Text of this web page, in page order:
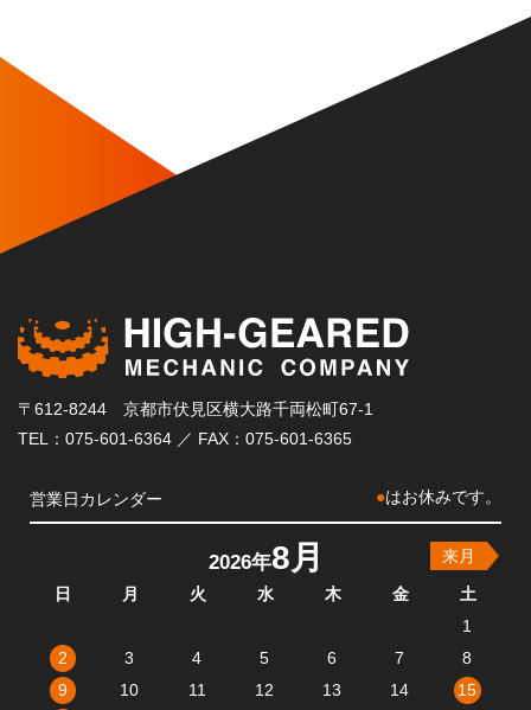
〒612-8244 京都市伏見区横大路千両松町67-1
TEL：075-601-6364 ／ FAX：075-601-6365
営業日カレンダー ●はお休みです。
来月
2026年8月
日 月 火 水 木 金
土
1
2
3 4 5 6 7
8
9
10 11 12 13 14 15